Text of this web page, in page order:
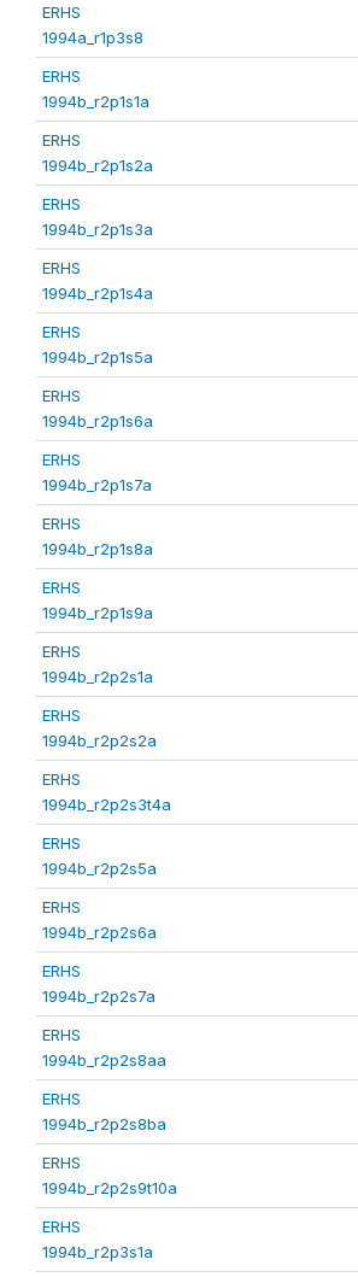
ERHS
1994a_r1p3s8
ERHS
1994b_r2p1s1a
ERHS
1994b_r2p1s2a
ERHS
1994b_r2p1s3a
ERHS
1994b_r2p1s4a
ERHS
1994b_r2p1s5a
ERHS
1994b_r2p1s6a
ERHS
1994b_r2p1s7a
ERHS
1994b_r2p1s8a
ERHS
1994b_r2p1s9a
ERHS
1994b_r2p2s1a
ERHS
1994b_r2p2s2a
ERHS
1994b_r2p2s3t4a
ERHS
1994b_r2p2s5a
ERHS
1994b_r2p2s6a
ERHS
1994b_r2p2s7a
ERHS
1994b_r2p2s8aa
ERHS
1994b_r2p2s8ba
ERHS
1994b_r2p2s9t10a
ERHS
1994b_r2p3s1a